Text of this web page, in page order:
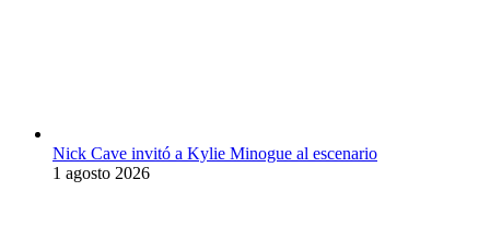
Nick Cave invitó a Kylie Minogue al escenario
1 agosto 2026